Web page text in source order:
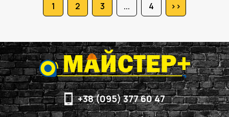
1 2 3 ... 4 >>
+38 (095) 377 60 47